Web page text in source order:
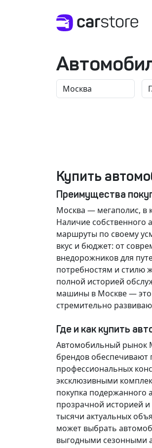
Купить
Преимущества
Москва — мегаполис, в
Наличие собственного
маршруты по своему
вкус и бюджет: от
внедорожников для
потребностям и стилю
полной историей
машины в Москве — это
стремительно
Где и как купить
Автомобильный рынок
брендов обеспечивают
профессиональных
эксклюзивными
покупка подержанного
прозрачной историей
тысячи актуальных
может выбрать
выгодными сезонными